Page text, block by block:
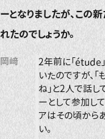
ーとなりましたが、この
れたのでしょうか。
岡﨑
2年前に「étude
いたのですが、
ね」と2人で話し
ーとして参加し
アはその頃から
い。